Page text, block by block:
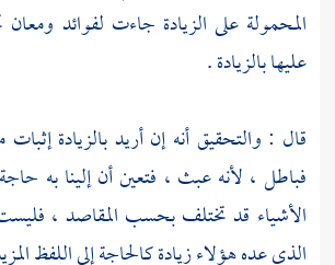
المحمولة على الزيادة جاءت لفوائد
عليها بالزيادة .
قال : والتحقيق أنه إن أريد بالزيادة
فباطل ، لأنه عبث ، فتعين أن إلينا به
الأشياء قد تختلف بحسب المقاصد ،
الذي عده هؤلاء زيادة كالحاجة إلى اللفظ